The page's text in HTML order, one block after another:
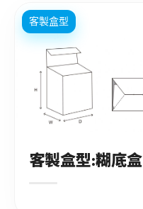
客製盒型
客製盒型:糊底盒